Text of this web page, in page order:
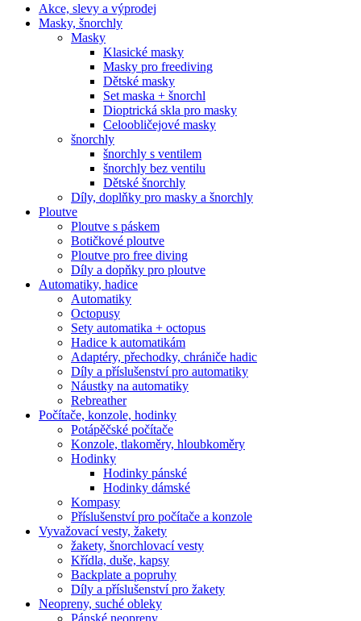
Akce, slevy a výprodej
Masky, šnorchly
Masky
Klasické masky
Masky pro freediving
Dětské masky
Set maska + šnorchl
Dioptrická skla pro masky
Celoobličejové masky
šnorchly
šnorchly s ventilem
šnorchly bez ventilu
Dětské šnorchly
Díly, doplňky pro masky a šnorchly
Ploutve
Ploutve s páskem
Botičkové ploutve
Ploutve pro free diving
Díly a dopňky pro ploutve
Automatiky, hadice
Automatiky
Octopusy
Sety automatika + octopus
Hadice k automatikám
Adaptéry, přechodky, chrániče hadic
Díly a příslušenství pro automatiky
Náustky na automatiky
Rebreather
Počítače, konzole, hodinky
Potápěčské počítače
Konzole, tlakoměry, hloubkoměry
Hodinky
Hodinky pánské
Hodinky dámské
Kompasy
Příslušenství pro počítače a konzole
Vyvažovací vesty, žakety
žakety, šnorchlovací vesty
Křídla, duše, kapsy
Backplate a popruhy
Díly a příslušenství pro žakety
Neopreny, suché obleky
Pánské neopreny